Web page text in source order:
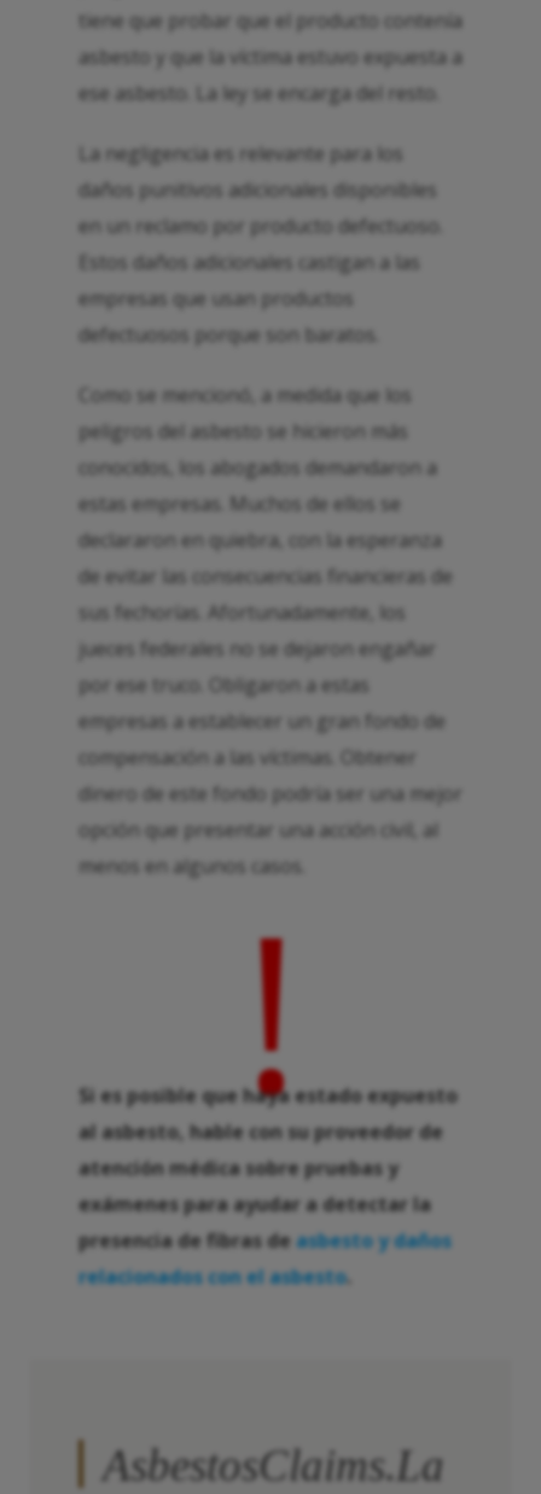
tiene que probar que el producto contenía
asbesto y que la víctima estuvo expuesta a
ese asbesto. La ley se encarga del resto.
La negligencia es relevante para los
daños punitivos adicionales disponibles
en un reclamo por producto defectuoso.
Estos daños adicionales castigan a las
empresas que usan productos
defectuosos porque son baratos.
Como se mencionó, a medida que los
peligros del asbesto se hicieron más
conocidos, los abogados demandaron a
estas empresas. Muchos de ellos se
declararon en quiebra, con la esperanza
de evitar las consecuencias financieras de
sus fechorías. Afortunadamente, los
jueces federales no se dejaron engañar
por ese truco. Obligaron a estas
empresas a establecer un gran fondo de
compensación a las víctimas. Obtener
dinero de este fondo podría ser una mejor
opción que presentar una acción civil, al
menos en algunos casos.
!
Si es posible que haya estado expuesto
al asbesto, hable con su proveedor de
atención médica sobre pruebas y
exámenes para ayudar a detectar la
presencia de fibras de asbesto y daños
relacionados con el asbesto.
AsbestosClaims.La